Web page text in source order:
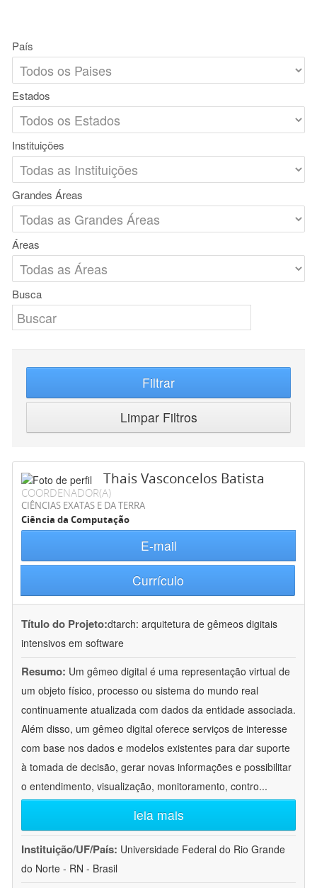
País
Estados
Instituições
Grandes Áreas
Áreas
Busca
Filtrar
Limpar Filtros
Thais Vasconcelos Batista
COORDENADOR(A)
CIÊNCIAS EXATAS E DA TERRA
Ciência da Computação
E-mail
Currículo
Título do Projeto:dtarch: arquitetura de gêmeos digitais
intensivos em software
Resumo: Um gêmeo digital é uma representação virtual de
um objeto físico, processo ou sistema do mundo real
continuamente atualizada com dados da entidade associada.
Além disso, um gêmeo digital oferece serviços de interesse
com base nos dados e modelos existentes para dar suporte
à tomada de decisão, gerar novas informações e possibilitar
o entendimento, visualização, monitoramento, contro...
leia mais
Instituição/UF/País: Universidade Federal do Rio Grande
do Norte - RN - Brasil